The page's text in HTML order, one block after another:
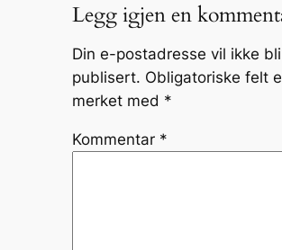
Legg igjen en
Din e-postadresse vil ikke bli
publisert. Obligatoriske felt
merket med *
Kommentar *